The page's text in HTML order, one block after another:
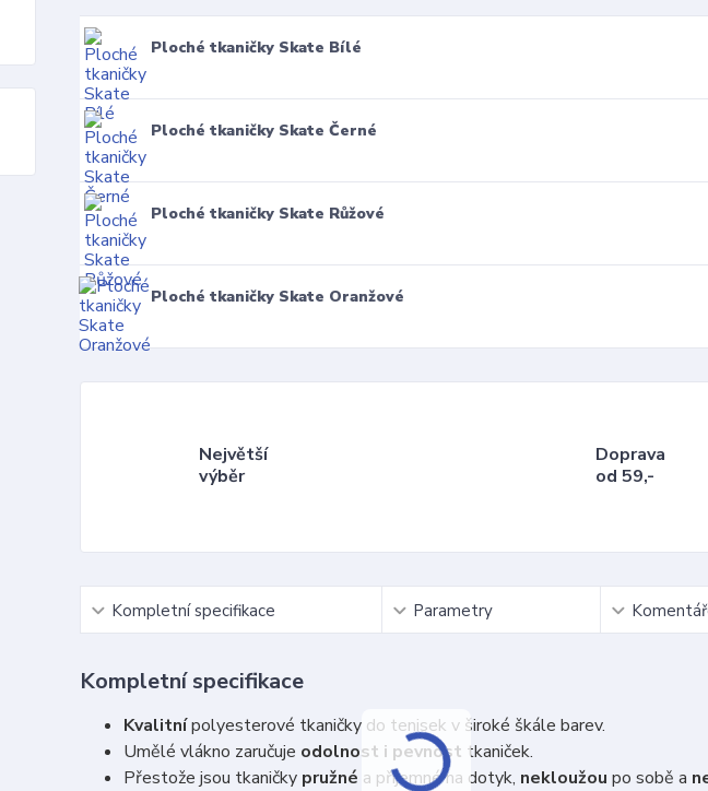
Ploché tkaničky Skate Bílé
Ploché tkaničky Skate Černé
Ploché tkaničky Skate Růžové
Ploché tkaničky Skate Oranžové
Největší
výběr
Doprava
od 59,-
Kompletní specifikace Parametry
Kompletní specifikace
Kvalitnípolyesterové tkaničky do tenisek v široké škále barev.
Umělé vlákno zaručuje odolnost i pevnost tkaniček.
Přestože jsou tkaničky pružné a příjemné na dotyk, nekloužou po sobě a